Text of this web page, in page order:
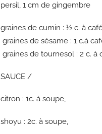
persil, 1 cm de gingembre
graines de cumin : ½ c. à
graines de sésame : 1 c.à
graines de tournesol : 2 c. à
SAUCE /
citron : 1c. à soupe,
shoyu : 2c. à soupe,